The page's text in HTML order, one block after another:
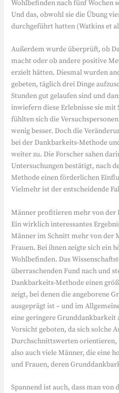
Wohlbefinden nach fünf Wochen
Und das, obwohl sie die Übung
durchgeführt hatten (Watkins et
Außerdem wurde überprüft, ob
macht oder ob andere positive
erzielt hätten. Diesmal wurden
gebeten, täglich drei Dinge
Stunden gut gelaufen sind und
inwiefern diese Erlebnisse sie
fühlten sich die
wenig besser. Doch die
bei der Dankbarkeits-Methode
weiter zu. Die Forscher sahen
Untersuchungen bestätigt, nach
Methode einen förderlichen
Vielmehr ist der entscheidende
Männer profitieren mehr von der
Ein wirklich interessantes
Männer im Schnitt mehr von der
Frauen. Bei ihnen zeigte sich ein
Wohlbefinden. Das
überraschenden Fund nach und
Dankbarkeits-Methode einen
zeigt, bei denen die angeborene
ausgeprägt ist – und im
eine geringere
Vorsicht geboten, da sich solche
Durchschnittswerten orientieren,
also auch viele Männer, die eine
und Frauen, deren
Spannend ist auch, dass man